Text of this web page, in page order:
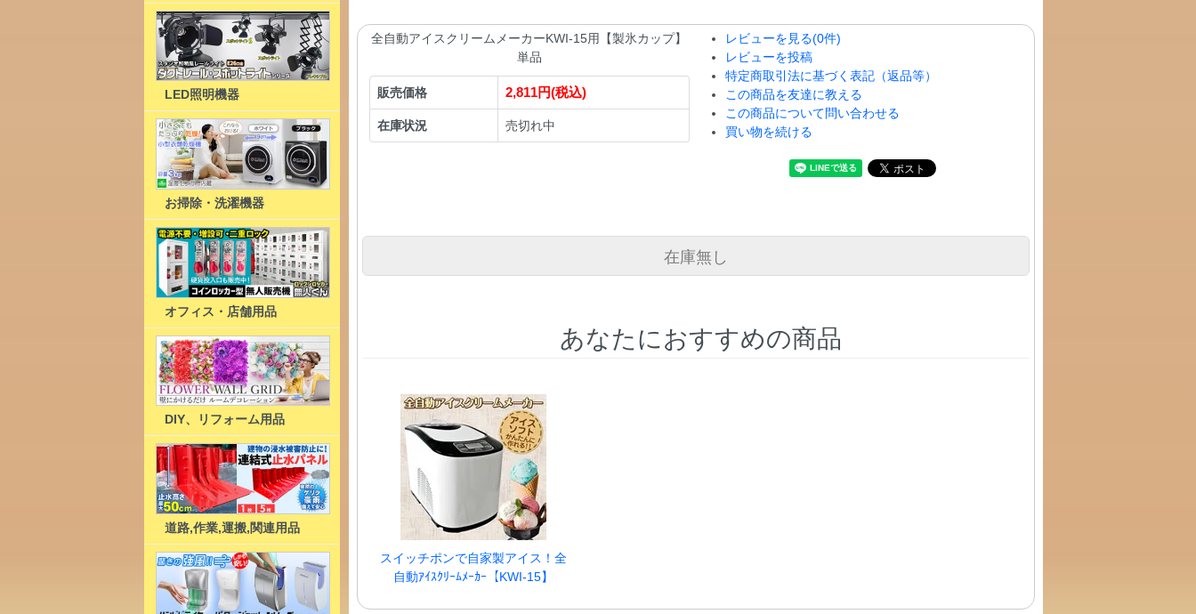
全自動アイスクリームメーカーKWI-15用【製氷カップ】
単品
販売価格 2,811円(税込)
在庫状況 売切れ中
レビューを見る(0件)
レビューを投稿
特定商取引法に基づく表記（返品等）
この商品を友達に教える
この商品について問い合わせる
買い物を続ける
在庫無し
あなたにおすすめの商品
スイッチポンで自家製アイス！全
自動ｱｲｽｸﾘｰﾑﾒｰｶｰ【KWI-15】
LED照明機器
お掃除・洗濯機器
オフィス・店舗用品
DIY、リフォーム用品
道路,作業,運搬,関連用品